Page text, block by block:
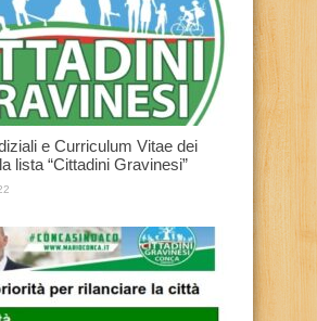
e Curriculum Vitae dei
lista “Cittadini Gravinesi”